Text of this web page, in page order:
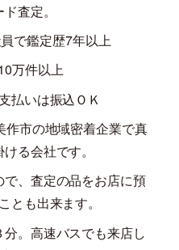
査定。
で鑑定歴7年以上
万件以上
払いは振込ＯＫ
作市の地域密着企業で真
る会社です。
で、査定の品をお店に預
とも出来ます。
分。高速バスでも来店し